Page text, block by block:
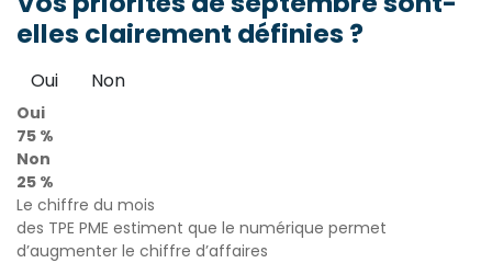
elles clairement définies ?
Oui Non
Oui
75 %
Non
25 %
Le chiffre du mois
des TPE PME estiment que le numérique permet
d’augmenter le chiffre d’affaires